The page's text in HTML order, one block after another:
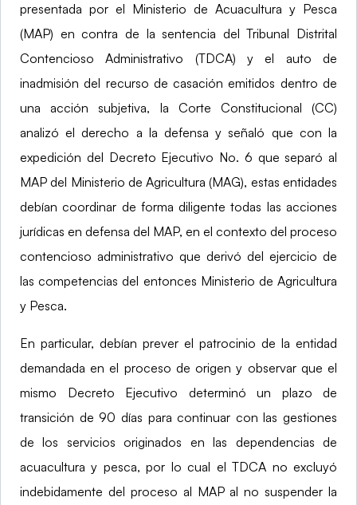
presentada por el Ministerio de Acuacultura y Pesca
(MAP) en contra de la sentencia del Tribunal Distrital
Contencioso Administrativo (TDCA) y el auto de
inadmisión del recurso de casación emitidos dentro de
una acción subjetiva, la Corte Constitucional (CC)
analizó el derecho a la defensa y señaló que con la
expedición del Decreto Ejecutivo No. 6 que separó al
MAP del Ministerio de Agricultura (MAG), estas entidades
debían coordinar de forma diligente todas las acciones
jurídicas en defensa del MAP, en el contexto del proceso
contencioso administrativo que derivó del ejercicio de
las competencias del entonces Ministerio de Agricultura
y Pesca.
En particular, debían prever el patrocinio de la entidad
demandada en el proceso de origen y observar que el
mismo Decreto Ejecutivo determinó un plazo de
transición de 90 días para continuar con las gestiones
de los servicios originados en las dependencias de
acuacultura y pesca, por lo cual el TDCA no excluyó
indebidamente del proceso al MAP al no suspender la